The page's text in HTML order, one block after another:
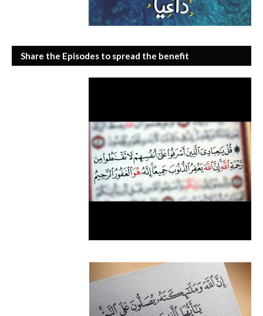
Share the Episodes to spread the benefit